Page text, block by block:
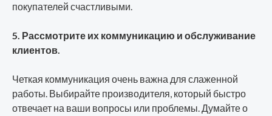
покупателей счастливыми.
5. Рассмотрите их коммуникацию и обслуживание
клиентов.
Четкая коммуникация очень важна для слаженной
работы. Выбирайте производителя, который быстро
отвечает на ваши вопросы или проблемы. Думайте о